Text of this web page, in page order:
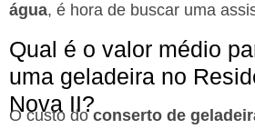
água, é hora de buscar uma
Qual é o valor médio
uma geladeira no
Nova II?
O custo do conserto de